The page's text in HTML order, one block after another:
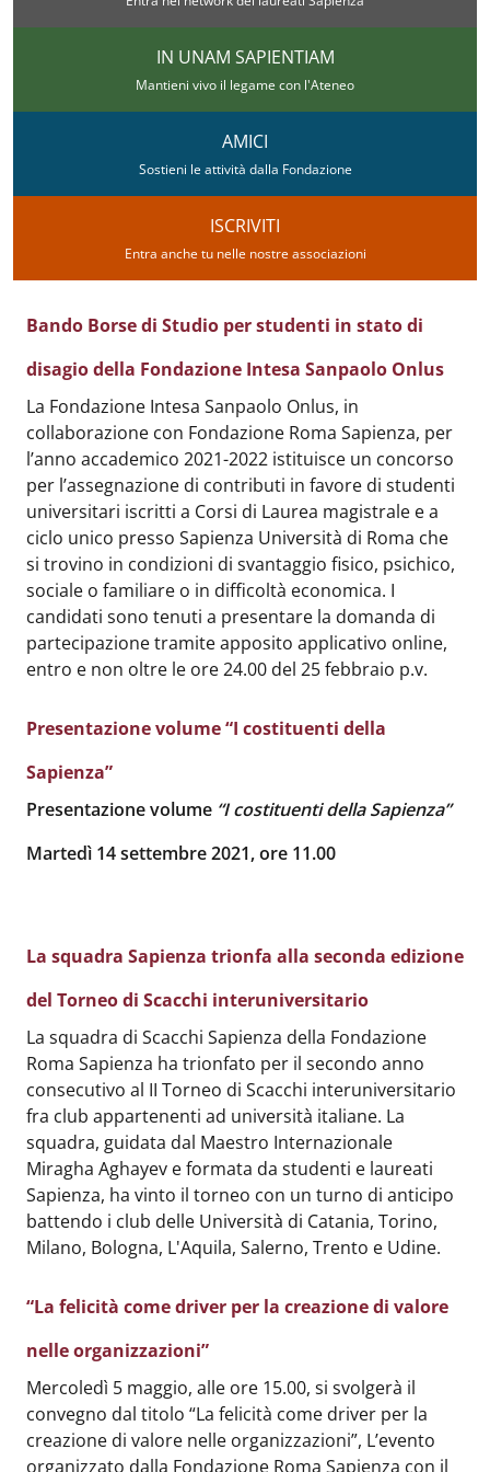
IN UNAM SAPIENTIAM
Mantieni vivo il legame con l'Ateneo
AMICI
Sostieni le attività dalla Fondazione
ISCRIVITI
Entra anche tu nelle nostre associazioni
Bando Borse di Studio per studenti in stato di
disagio della Fondazione Intesa Sanpaolo Onlus
Body:
La Fondazione Intesa Sanpaolo Onlus, in
collaborazione con Fondazione Roma Sapienza, per
l’anno accademico 2021-2022 istituisce un concorso
per l’assegnazione di contributi in favore di studenti
universitari iscritti a Corsi di Laurea magistrale e a
ciclo unico presso Sapienza Università di Roma che
si trovino in condizioni di svantaggio fisico, psichico,
sociale o familiare o in difficoltà economica. I
candidati sono tenuti a presentare la domanda di
partecipazione tramite apposito applicativo online,
entro e non oltre le ore 24.00 del 25 febbraio p.v.
Presentazione volume “I costituenti della
Sapienza”
Body:
Presentazione volume “I costituenti della Sapienza”
Martedì 14 settembre 2021, ore 11.00
La squadra Sapienza trionfa alla seconda edizione
del Torneo di Scacchi interuniversitario
Body:
La squadra di Scacchi Sapienza della Fondazione
Roma Sapienza ha trionfato per il secondo anno
consecutivo al II Torneo di Scacchi interuniversitario
fra club appartenenti ad università italiane. La
squadra, guidata dal Maestro Internazionale
Miragha Aghayev e formata da studenti e laureati
Sapienza, ha vinto il torneo con un turno di anticipo
battendo i club delle Università di Catania, Torino,
Milano, Bologna, L'Aquila, Salerno, Trento e Udine.
“La felicità come driver per la creazione di valore
nelle organizzazioni”
Body:
Mercoledì 5 maggio, alle ore 15.00, si svolgerà il
convegno dal titolo “La felicità come driver per la
creazione di valore nelle organizzazioni”, L’evento
organizzato dalla Fondazione Roma Sapienza con il